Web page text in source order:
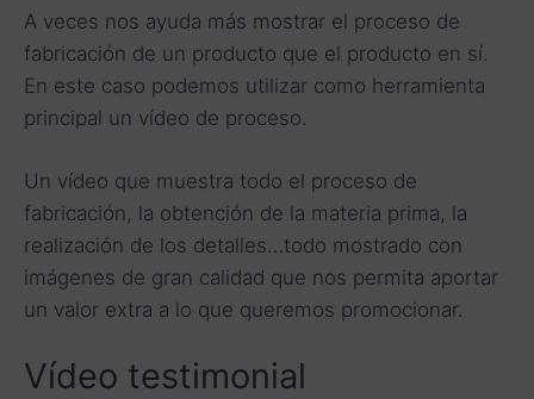
A veces nos ayuda más mostrar el proceso de
fabricación de un producto que el producto en sí.
En este caso podemos utilizar como herramienta
principal un vídeo de proceso.
Un vídeo que muestra todo el proceso de
fabricación, la obtención de la materia prima, la
realización de los detalles…todo mostrado con
imágenes de gran calidad que nos permita aportar
un valor extra a lo que queremos promocionar.
Vídeo testimonial